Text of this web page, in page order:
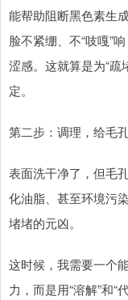
能帮助阻断黑色素生
脸不紧绷、不“吱嘎”
涩感。这就算是为“
定。
第二步：调理，给毛
表面洗干净了，但毛
化油脂、甚至环境污
堵堵的元凶。
这时候，我需要一个
力，而是用“溶解”和“